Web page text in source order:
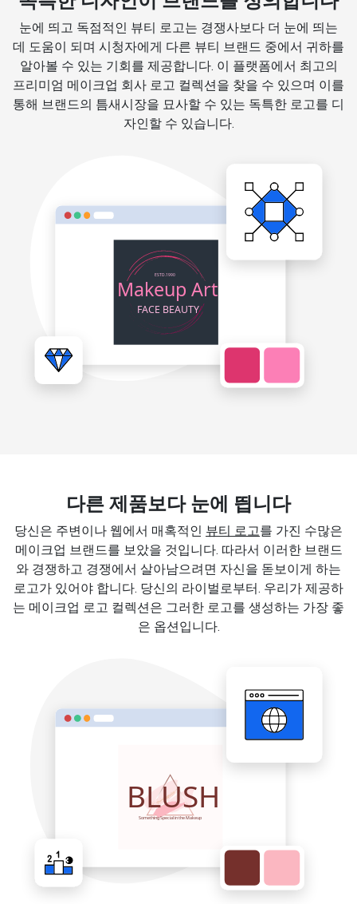
눈에 띄고 독점적인 뷰티 로고는 경쟁사보다 더 눈에 띄는
데 도움이 되며 시청자에게 다른 뷰티 브랜드 중에서 귀하를
알아볼 수 있는 기회를 제공합니다. 이 플랫폼에서 최고의
프리미엄 메이크업 회사 로고 컬렉션을 찾을 수 있으며 이를
통해 브랜드의 틈새시장을 묘사할 수 있는 독특한 로고를 디
자인할 수 있습니다.
다른 제품보다 눈에 띕니다
당신은 주변이나 웹에서 매혹적인 뷰티 로고를 가진 수많은
메이크업 브랜드를 보았을 것입니다. 따라서 이러한 브랜드
와 경쟁하고 경쟁에서 살아남으려면 자신을 돋보이게 하는
로고가 있어야 합니다. 당신의 라이벌로부터. 우리가 제공하
는 메이크업 로고 컬렉션은 그러한 로고를 생성하는 가장 좋
은 옵션입니다.